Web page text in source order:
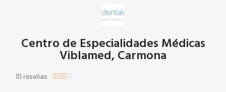
Centro de Especialidades Médicas
Viblamed, Carmona
10 reseñas     